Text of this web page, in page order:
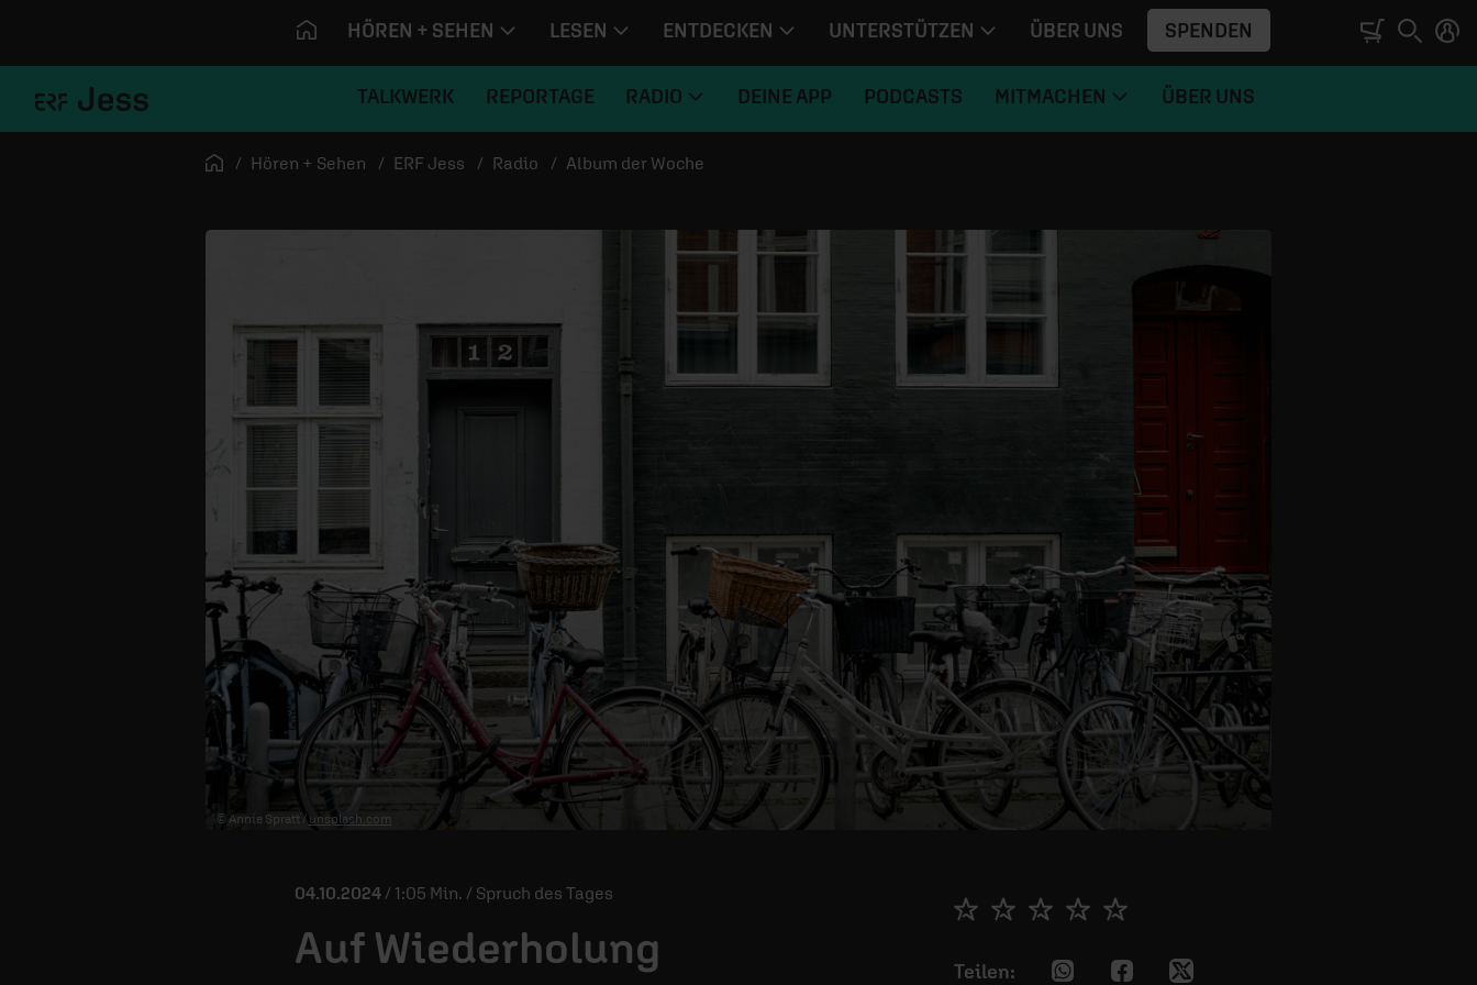
HÖREN + SEHEN LESEN ENTDECKEN UNTERSTÜTZEN ÜBER UNS SPENDEN
TALKWERK REPORTAGE RADIO DEINE APP PODCASTS MITMACHEN ÜBER UNS
Startseite
Hören + Sehen ERF Jess Radio Album der Woche
© Annie Spratt / unsplash.com
04.10.2024 / 1:05 Min. / Spruch des Tages
Auf Wiederholung